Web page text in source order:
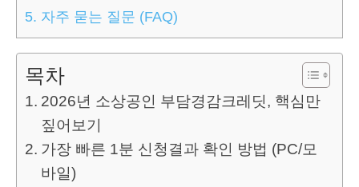
5. 자주 묻는 질문 (FAQ)
목차
2026년 소상공인 부담경감크레딧, 핵심만
짚어보기
가장 빠른 1분 신청결과 확인 방법 (PC/모
바일)